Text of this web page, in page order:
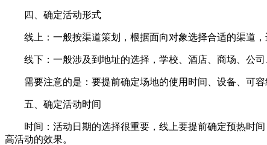
四、确定活动形式
线上：一般按渠道策划，根据面向对象选择合适的渠道，
线下：一般涉及到地址的选择，学校、酒店、商场、公司
需要注意的是：要提前确定场地的使用时间、设备、可容
五、确定活动时间
时间：活动日期的选择很重要，线上要提前确定预热时间
高活动的效果。